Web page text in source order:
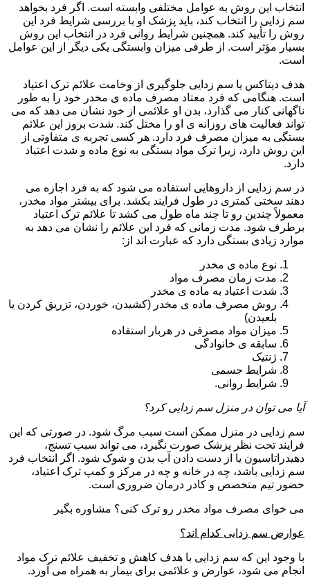
انتخاب این روش به عوامل مختلفی وابسته است. اگر فرد بخواهد
سم زدایی را انتخاب کند، باید پزشک او با بررسی شرایط فرد این
روش را تأیید کند. همچنین شرایط روانی فرد در انتخاب این روش
بسیار مؤثر است. از طرفی میزان وابستگی یکی دیگر از این عوامل
است.
هدف دیتاکس یا سم زدایی جلوگیری از وخامت علائم ترک اعتیاد
است. هنگامی که فرد معتاد مصرف ماده ی مخدر خود را به طور
ناگهانی کنار می گذارد، بدن او علائمی از خود نشان می دهد که می
تواند فعالیت های روزانه ی او را مختل کند. شدت بروز این علائم
بستگی به میزان مصرف فرد دارد. هر کسی تجربه ی متفاوتی از
این روش دارد، زیرا ترک مواد بستگی به نوع ماده و شدت اعتیاد
دارد.
در سم زدایی از داروهایی استفاده می شود که به فرد اجازه می
دهند سختی کمتری در طول فرایند بکشد. برای بیشتر مواد مخدر،
معمولاً چندین رو تا چند ماه طول می کشد تا علائم ترک اعتیاد
برطرف شود. مدت زمانی که فرد این علائم را نشان می دهد به
موارد زیادی بستگی دارد که عبارت اند از:
نوع ماده ی مخدر
مدت زمان مصرف مواد
شدت اعتیاد به ماده ی مخدر
روش مصرف ماده ی مخدر (کشیدن، خوردن، تزریق کردن یا
بلعیدن)
میزان مواد مصرفی در هربار استفاده
سابقه ی خانوادگی
ژنتیک
شرایط جسمی
شرایط روانی.
آیا می توان در منزل سم زدایی کرد؟
سم زدایی در منزل ممکن است سبب مرگ شود. در صورتی که این
فرایند تحت نظر پزشک صورت نگیرد، می تواند سبب تسنج،
دهیدراتاسیون یا از دست دادن آب بدن و شوک شود. اگر انتخاب فرد
سم زدایی باشد، چه در خانه و چه در مرکز و کمپ ترک اعتیاد،
حضور تیم متخصص و کادر درمان ضروری است.
می خوای مصرف مواد مخدر رو ترک کنی؟ مشاوره بگیر
عوارض سم زدایی کدام اند؟
با وجود این که سم زدایی با هدف کاهش و تخفیف علائم ترک مواد
انجام می شود، عوارض و علائمی برای بیمار به همراه می آورد.